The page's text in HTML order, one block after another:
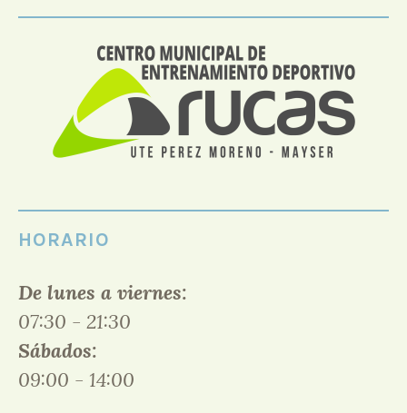
HORARIO
De lunes a viernes:
07:30 - 21:30
Sábados:
09:00 - 14:00